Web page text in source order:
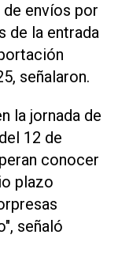
envíos por
de la entrada
señalaron.
la jornada de
12 de
conocer
plazo
señaló